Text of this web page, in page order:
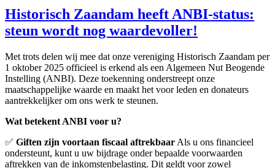
Historisch Zaandam heeft ANBI-status:
steun wordt nog waardevoller!
Met trots delen wij mee dat onze vereniging Historisch Zaandam per
1 oktober 2025 officieel is erkend als een Algemeen Nut Beogende
Instelling (ANBI). Deze toekenning onderstreept onze
maatschappelijke waarde en maakt het voor leden en donateurs
aantrekkelijker om ons werk te steunen.
Wat betekent ANBI voor u?
✅ Giften zijn voortaan fiscaal aftrekbaar Als u ons financieel
ondersteunt, kunt u uw bijdrage onder bepaalde voorwaarden
aftrekken van de inkomstenbelasting. Dit geldt voor zowel